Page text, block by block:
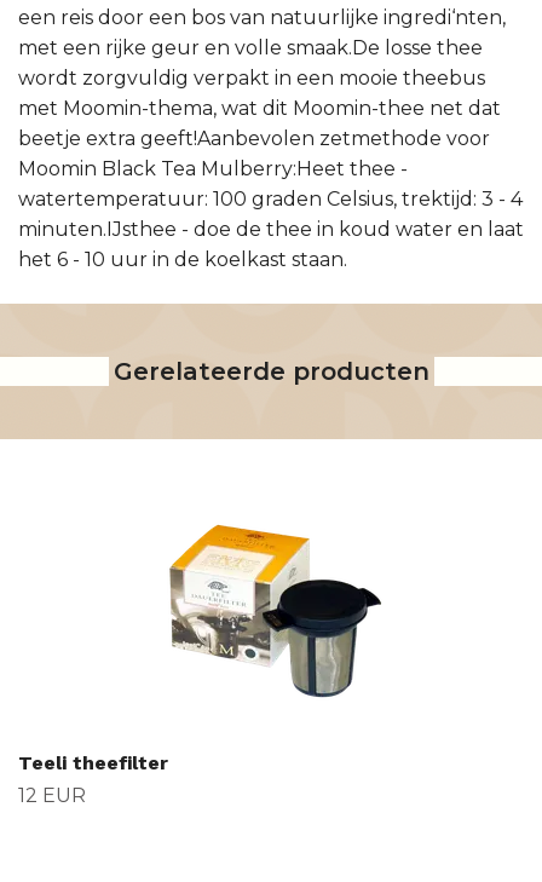
een reis door een bos van natuurlijke ingredi‘nten,
met een rijke geur en volle smaak.De losse thee
wordt zorgvuldig verpakt in een mooie theebus
met Moomin-thema, wat dit Moomin-thee net dat
beetje extra geeft!Aanbevolen zetmethode voor
Moomin Black Tea Mulberry:Heet thee -
watertemperatuur: 100 graden Celsius, trektijd: 3 - 4
minuten.IJsthee - doe de thee in koud water en laat
het 6 - 10 uur in de koelkast staan.
Gerelateerde producten
Teeli theefilter
12 EUR